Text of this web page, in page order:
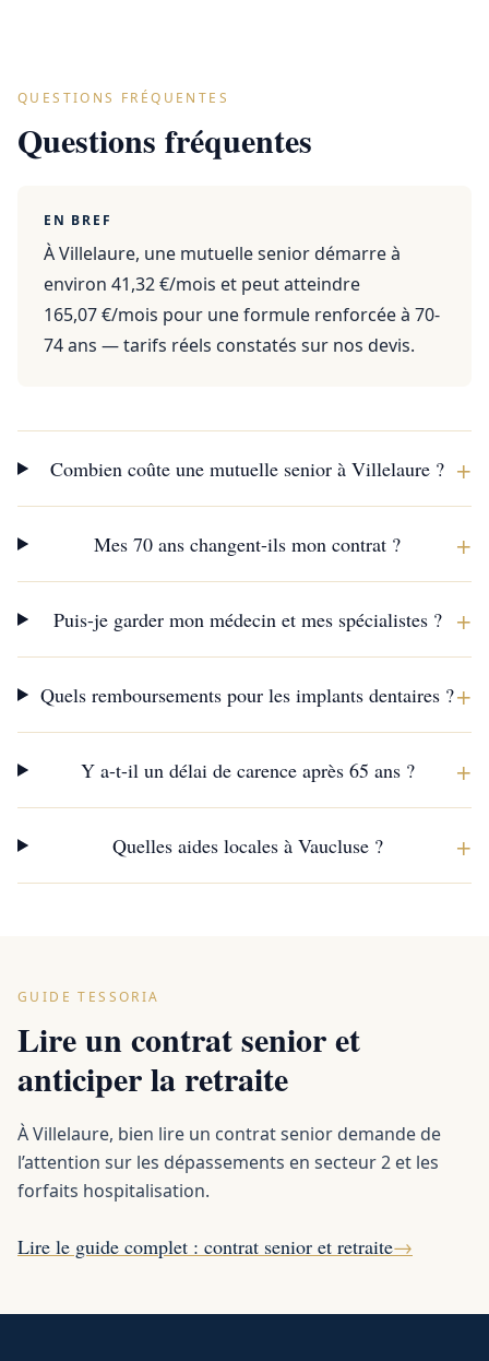
QUESTIONS FRÉQUENTES
Questions fréquentes
EN BREF
À Villelaure, une mutuelle senior démarre à
environ 41,32 €/mois et peut atteindre
165,07 €/mois pour une formule renforcée à 70-
74 ans — tarifs réels constatés sur nos devis.
Combien coûte une mutuelle senior à Villelaure ? +
Mes 70 ans changent-ils mon contrat ? +
Puis-je garder mon médecin et mes spécialistes ? +
Quels remboursements pour les implants dentaires ?+
Y a-t-il un délai de carence après 65 ans ? +
Quelles aides locales à Vaucluse ? +
GUIDE TESSORIA
Lire un contrat senior et
anticiper la retraite
À Villelaure, bien lire un contrat senior demande de
l’attention sur les dépassements en secteur 2 et les
forfaits hospitalisation.
Lire le guide complet : contrat senior et retraite→